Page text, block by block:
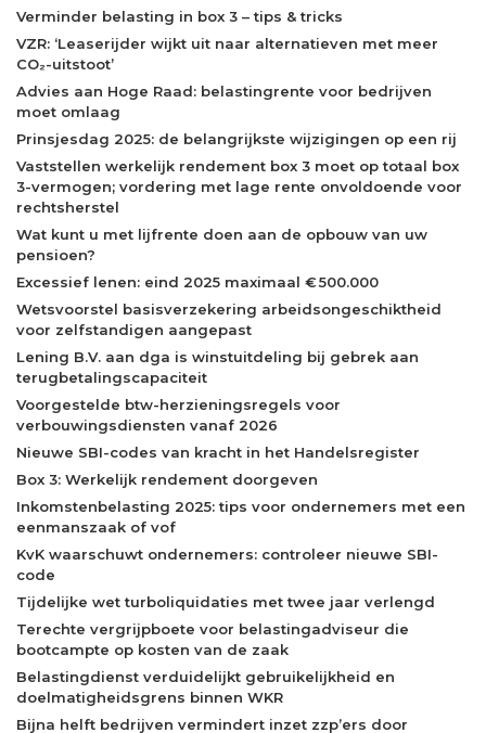
Verminder belasting in box 3 – tips & tricks
VZR: ‘Leaserijder wijkt uit naar alternatieven met meer
CO₂-uitstoot’
Advies aan Hoge Raad: belastingrente voor bedrijven
moet omlaag
Prinsjesdag 2025: de belangrijkste wijzigingen op een rij
Vaststellen werkelijk rendement box 3 moet op totaal box
3-vermogen; vordering met lage rente onvoldoende voor
rechtsherstel
Wat kunt u met lijfrente doen aan de opbouw van uw
pensioen?
Excessief lenen: eind 2025 maximaal € 500.000
Wetsvoorstel basisverzekering arbeidsongeschiktheid
voor zelfstandigen aangepast
Lening B.V. aan dga is winstuitdeling bij gebrek aan
terugbetalingscapaciteit
Voorgestelde btw-herzieningsregels voor
verbouwingsdiensten vanaf 2026
Nieuwe SBI-codes van kracht in het Handelsregister
Box 3: Werkelijk rendement doorgeven
Inkomstenbelasting 2025: tips voor ondernemers met een
eenmanszaak of vof
KvK waarschuwt ondernemers: controleer nieuwe SBI-
code
Tijdelijke wet turboliquidaties met twee jaar verlengd
Terechte vergrijpboete voor belastingadviseur die
bootcampte op kosten van de zaak
Belastingdienst verduidelijkt gebruikelijkheid en
doelmatigheidsgrens binnen WKR
Bijna helft bedrijven vermindert inzet zzp’ers door